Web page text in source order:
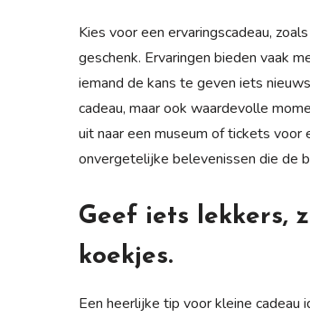
Kies voor een ervaringscadeau,
geschenk. Ervaringen bieden vaak
iemand de kans te geven iets
cadeau, maar ook waardevolle
uit naar een museum of tickets voor
onvergetelijke belevenissen die de
Geef iets lekkers,
koekjes.
Een heerlijke tip voor kleine